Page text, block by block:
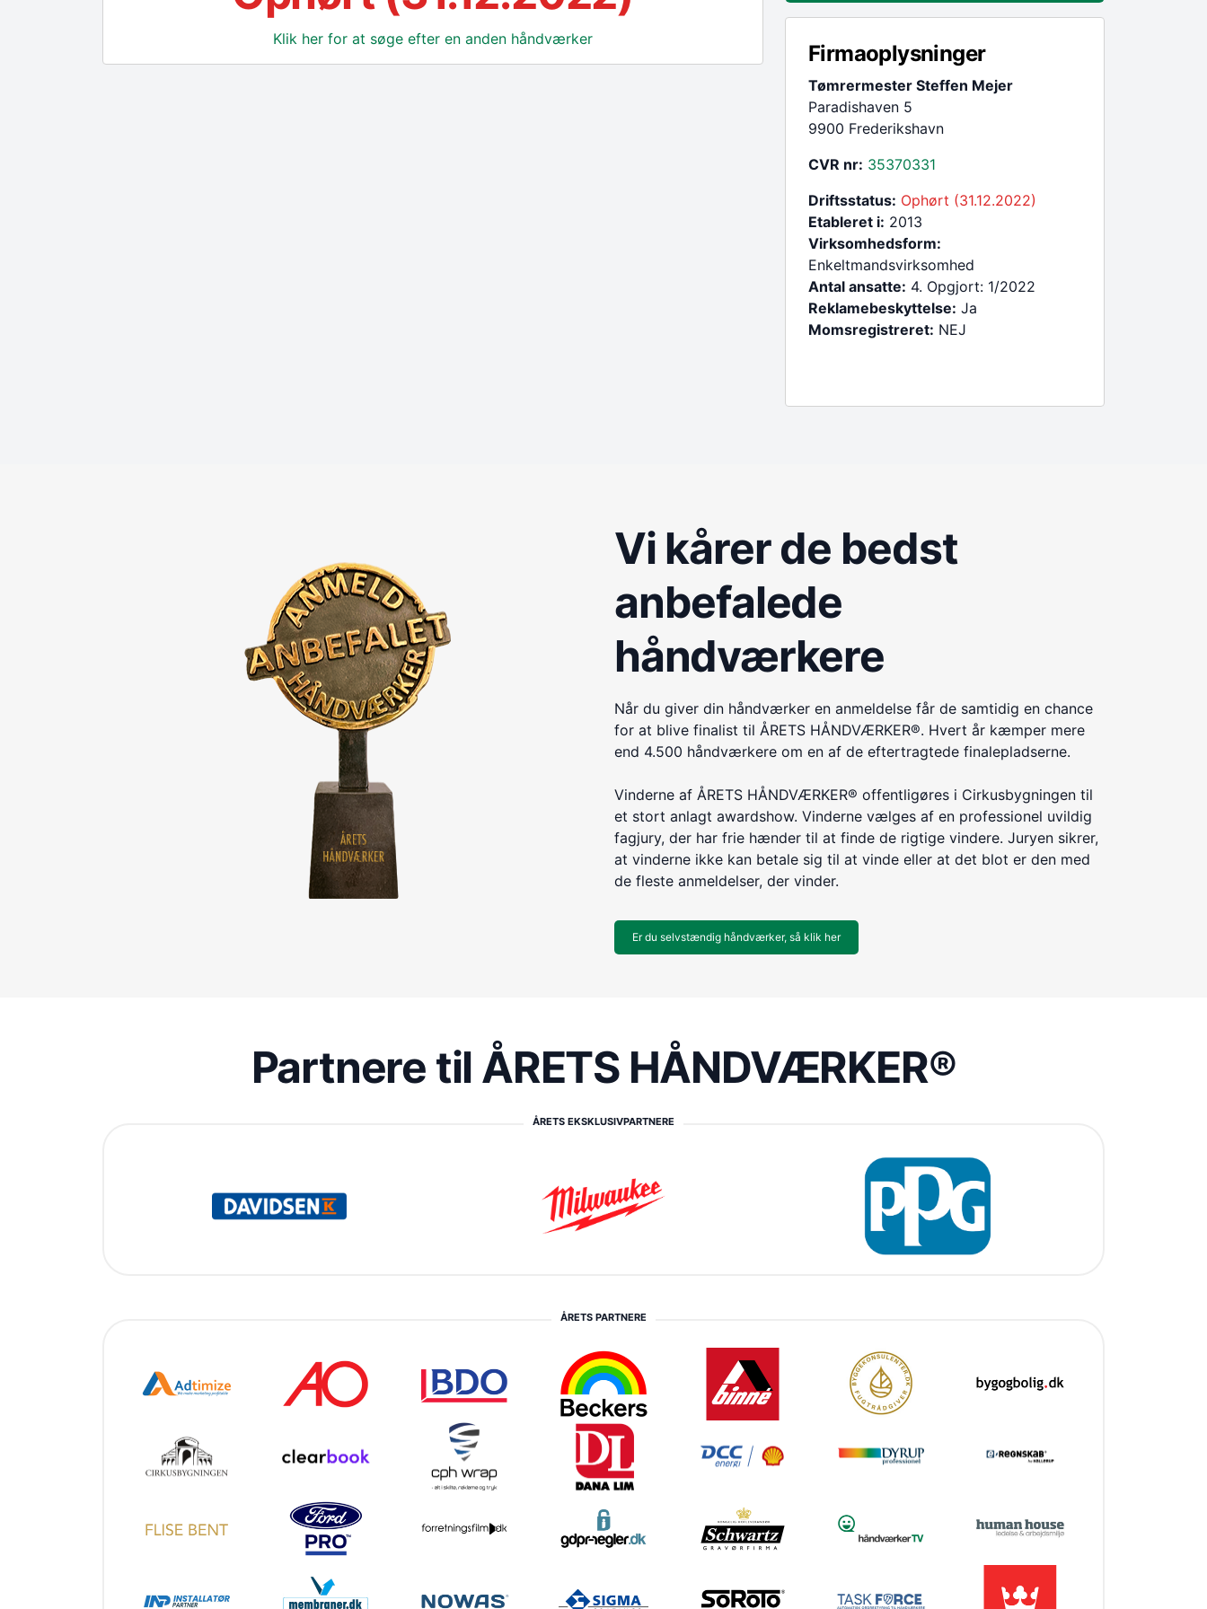
Klik her for at søge efter en anden håndværker
Firmaoplysninger
Tømrermester Steffen Mejer
Paradishaven 5
9900 Frederikshavn
CVR nr: 35370331
Driftsstatus: Ophørt (31.12.2022)
Etableret i: 2013
Virksomhedsform:
Enkeltmandsvirksomhed
Antal ansatte: 4. Opgjort: 1/2022
Reklamebeskyttelse: Ja
Momsregistreret: NEJ
Vi kårer de bedst
anbefalede
håndværkere
Når du giver din håndværker en anmeldelse får de samtidig en chance
for at blive finalist til ÅRETS HÅNDVÆRKER®. Hvert år kæmper mere
end 4.500 håndværkere om en af de eftertragtede finalepladserne.
Vinderne af ÅRETS HÅNDVÆRKER® offentligøres i Cirkusbygningen til
et stort anlagt awardshow. Vinderne vælges af en professionel uvildig
fagjury, der har frie hænder til at finde de rigtige vindere. Juryen sikrer,
at vinderne ikke kan betale sig til at vinde eller at det blot er den med
de fleste anmeldelser, der vinder.
Er du selvstændig håndværker, så klik her
Partnere til ÅRETS HÅNDVÆRKER®
ÅRETS EKSKLUSIVPARTNERE
ÅRETS PARTNERE